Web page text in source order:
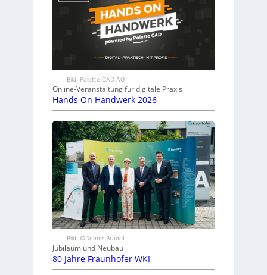
Bild: Palette CAD AG
Online-Veranstaltung für digitale Praxis
Hands On Handwerk 2026
Bild: ©Dennis Brandt
Jubiläum und Neubau
80 Jahre Fraunhofer WKI